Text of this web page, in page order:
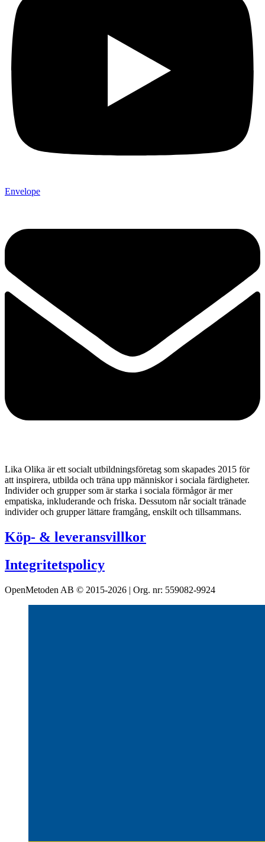
Envelope
Lika Olika är ett socialt utbildningsföretag som skapades 2015 för
att inspirera, utbilda och träna upp människor i sociala färdigheter.
Individer och grupper som är starka i sociala förmågor är mer
empatiska, inkluderande och friska. Dessutom når socialt tränade
individer och grupper lättare framgång, enskilt och tillsammans.
Köp- & leveransvillkor
Integritetspolicy
OpenMetoden AB © 2015-2026 | Org. nr: 559082-9924